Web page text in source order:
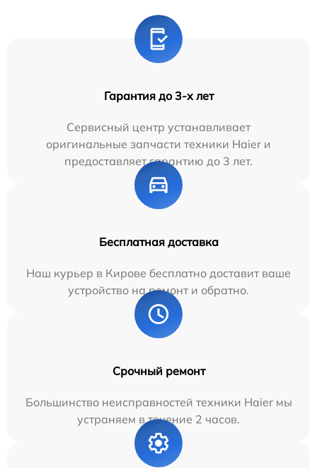
Гарантия до 3-х лет
Сервисный центр устанавливает
оригинальные запчасти техники Haier и
предоставляет гарантию до 3 лет.
Бесплатная доставка
Наш курьер в Кирове бесплатно доставит ваше
устройство на ремонт и обратно.
Срочный ремонт
Большинство неисправностей техники Haier мы
устраняем в течение 2 часов.